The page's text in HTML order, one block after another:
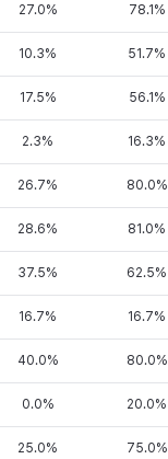
27.0% 78.1 %
10.3% 51.7%
17.5% 56.1 %
2.3% 16.3%
26.7% 80.0%
28.6% 81.0%
37.5% 62.5%
16.7% 16.7%
40.0% 80.0%
0.0% 20.0%
25.0% 75.0%